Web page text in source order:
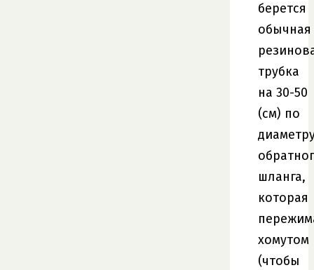
берется
обычная
трубка
на 30-50
(см) по
шланга,
которая
хомутом
(чтобы